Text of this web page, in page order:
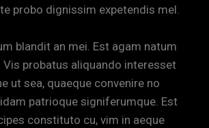
probo dignissim expetendis mel.
blandit an mei. Est agam natum
Vis probatus aliquando interesset
ut sea, quaeque convenire no
patrioque signiferumque. Est
constituto cu, vim in aeque